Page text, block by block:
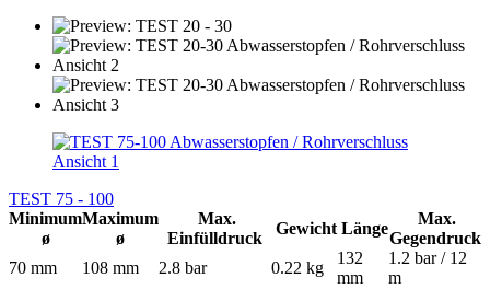
TEST 75 - 100
Minimum
ø
Maximum
ø
Max.
Einfülldruck
Gewicht Länge
Max.
Gegendruck
70 mm
108 mm 2.8 bar 0.22 kg
132
mm
1.2 bar / 12
m